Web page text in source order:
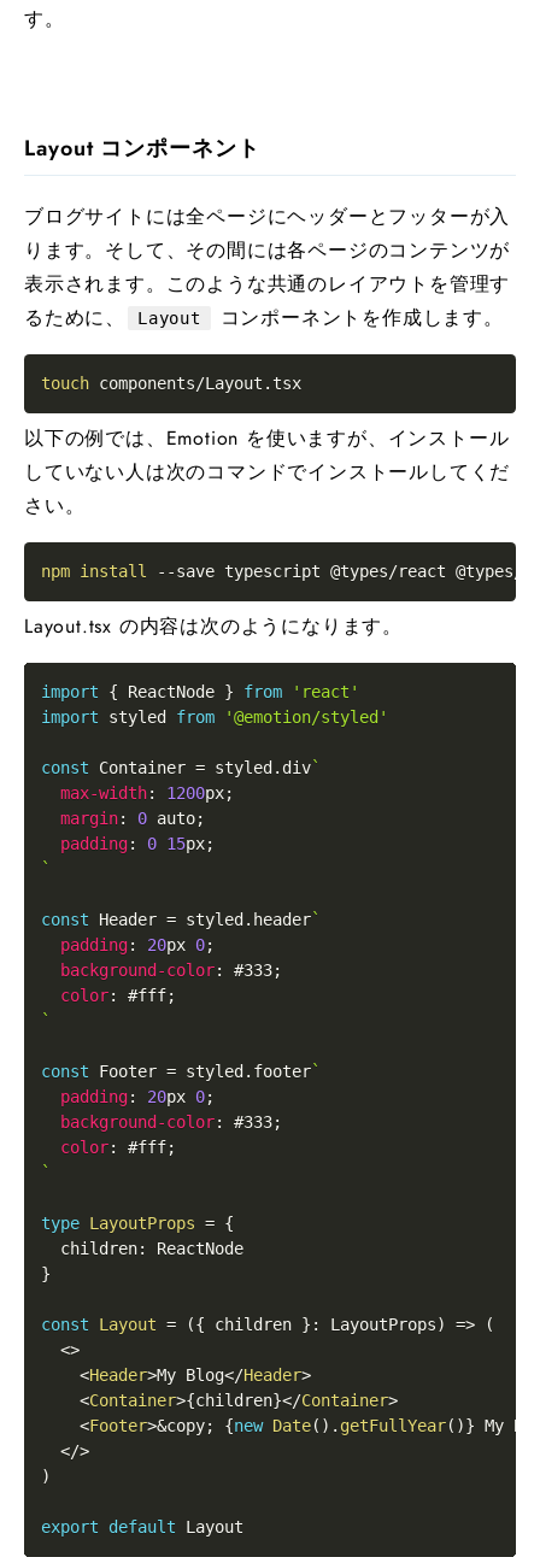
す。
Layout コンポーネント
ブログサイトには全ページにヘッダーとフッターが入
ります。そして、その間には各ページのコンテンツが
表示されます。このような共通のレイアウトを管理す
るために、
Layout コンポーネントを作成します。
touch
以下の例では、Emotion を使いますが、インストール
していない人は次のコマンドでインストールしてくだ
さい。
npm install --save
Layout.tsx の内容は次のようになります。
import { ReactNode } from
'react'
import
styled from '@emotion/styled'
const Container = styled . div`
max-width: 1200px;
margin: 0 auto;
padding: 0 15px;
`
const Header = styled . header`
padding: 20px 0;
background-color: #333;
color: #fff;
`
const Footer = styled . footer`
padding: 20px 0;
background-color: #333;
color: #fff;
`
type LayoutProps = {
  children
:
ReactNode
}
const Layout = ({ children } : LayoutProps) =>
(
<>
<Header>My Blog</Header>
<Container>{children}</Container>
<Footer>&copy; {new Date( ) . getFullYear( )} My
</>
)
export default Layout